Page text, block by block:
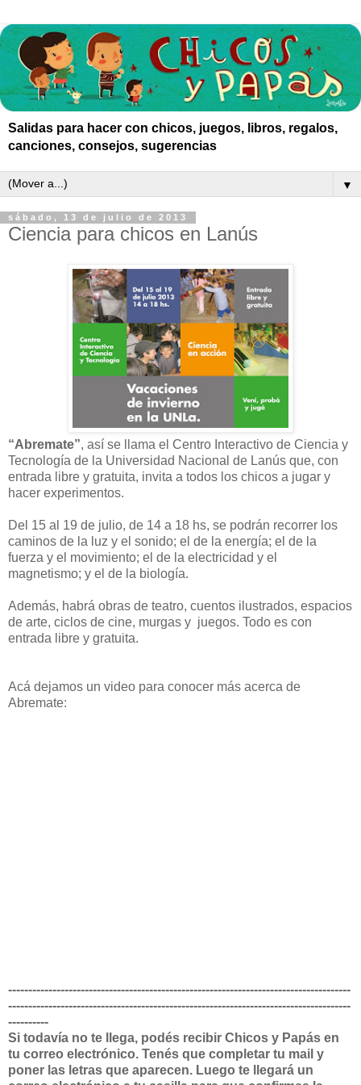
Salidas para hacer con chicos, juegos, libros, regalos,
canciones, consejos, sugerencias
▼
sábado, 13 de julio de 2013
Ciencia para chicos en Lanús
“Abremate”, así se llama el Centro Interactivo de Ciencia y
Tecnología de la Universidad Nacional de Lanús que, con
entrada libre y gratuita, invita a todos los chicos a jugar y
hacer experimentos.
Del 15 al 19 de julio, de 14 a 18 hs, se podrán recorrer los
caminos de la luz y el sonido; el de la energía; el de la
fuerza y el movimiento; el de la electricidad y el
magnetismo; y el de la biología.
Además, habrá obras de teatro, cuentos ilustrados, espacios
de arte, ciclos de cine, murgas y juegos. Todo es con
entrada libre y gratuita.
Acá dejamos un video para conocer más acerca de
Abremate:
-------------------------------------------------------------------------------------
-------------------------------------------------------------------------------------
----------
Si todavía no te llega, podés recibir Chicos y Papás en
tu correo electrónico. Tenés que completar tu mail y
poner las letras que aparecen. Luego te llegará un